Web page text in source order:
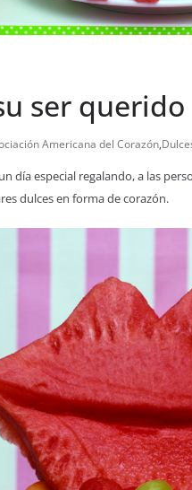
ser querido
Americana del Corazón,
día especial regalando, a las
dulces en forma de corazón.